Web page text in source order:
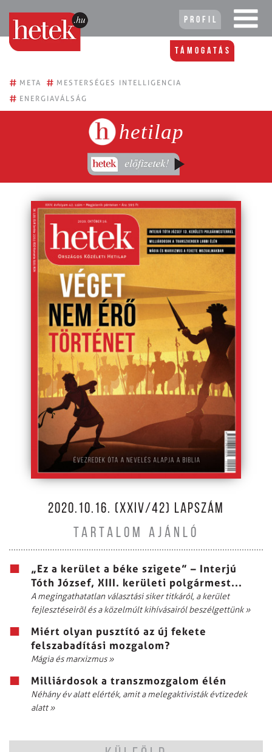
Profil
Támogatás
# META # MESTERSÉGES INTELLIGENCIA
# ENERGIAVÁLSÁG
hetilap
2020.10.16. (XXIV/42) LAPSZÁM
TARTALOM AJÁNLÓ
„Ez a kerület a béke szigete” – Interjú
Tóth József, XIII. kerületi polgármest...
A megingathatatlan választási siker titkáról, a kerület
fejlesztéseirõl és a közelmúlt kihívásairól beszélgettünk»
Miért olyan pusztító az új fekete
felszabadítási mozgalom?
Mágia és marxizmus»
Milliárdosok a transzmozgalom élén
Néhány év alatt elérték, amit a melegaktivisták évtizedek
alatt»